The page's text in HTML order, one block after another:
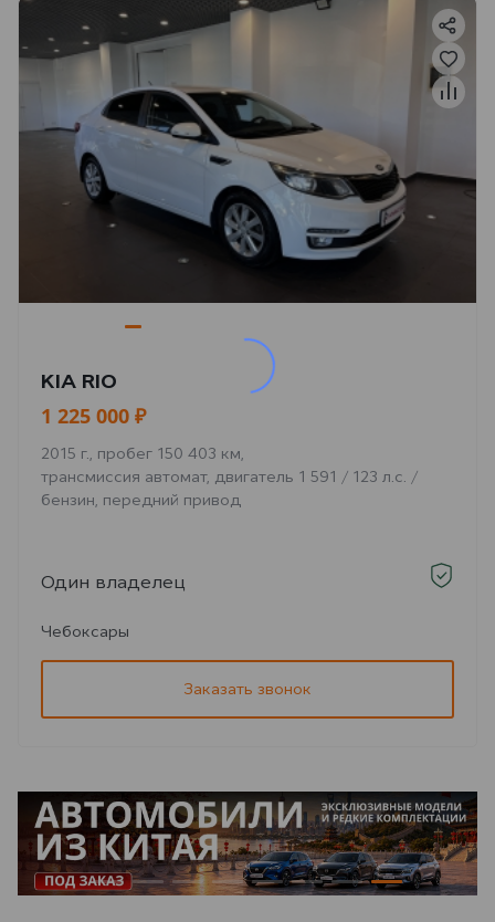
KIA RIO
1 225 000 ₽
2015 г., пробег 150 403 км,
трансмиссия автомат, двигатель 1 591 / 123 л.с. /
бензин, передний привод
Один владелец
Чебоксары
Заказать звонок